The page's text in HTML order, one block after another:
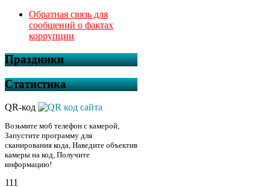
Обратная связь для
сообщений о фактах
коррупции
Праздники
Статистика
QR-код
Возьмите моб телефон с камерой,
Запустите программу для
сканирования кода, Наведите объектив
камеры на код, Получите
информацию!
111